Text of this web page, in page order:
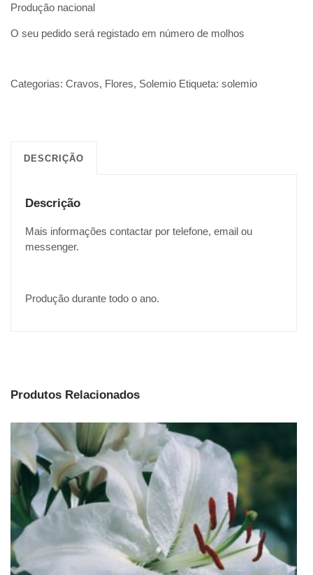
Produção nacional
O seu pedido será registado em número de molhos
Categorias: Cravos, Flores, Solemio Etiqueta: solemio
DESCRIÇÃO
Descrição
Mais informações contactar por telefone, email ou
messenger.
Produção durante todo o ano.
Produtos Relacionados